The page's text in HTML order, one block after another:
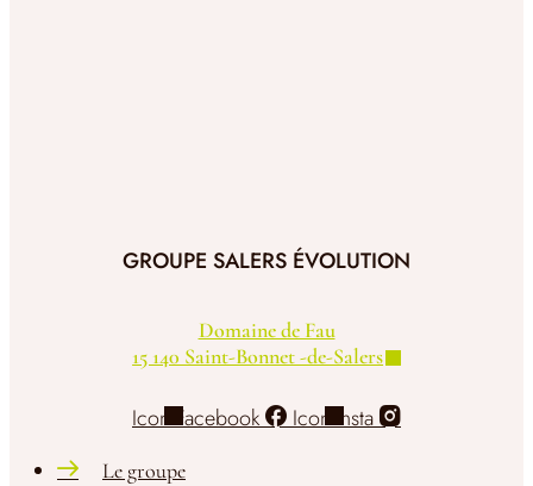
GROUPE SALERS ÉVOLUTION
Domaine de Fau
15 140 Saint-Bonnet -de-Salers
Icon-Facebook Icon-Insta
Le groupe